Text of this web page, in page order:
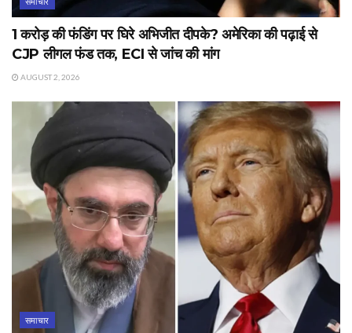
1 करोड़ की फंडिंग पर घिरे अभिजीत दीपके? अमेरिका की पढ़ाई से
CJP लीगल फंड तक, ECI से जांच की मांग
AUGUST 2, 2026
समाचार